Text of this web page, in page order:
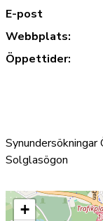
E-post
Webbplats:
Öppettider:
Synundersökningar
Solglasögon
+